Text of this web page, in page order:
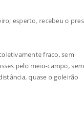
esperto, recebeu o
fraco, sem
pelo meio-campo, sem
quase o goleirão